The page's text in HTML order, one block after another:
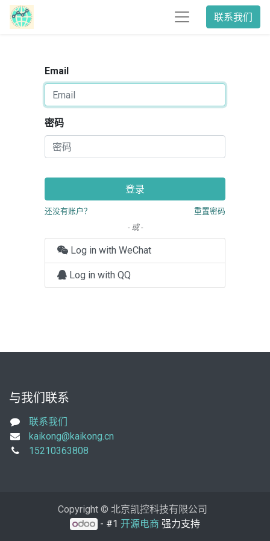
联系我们
Email
密码
登录
还没有账户？
重置密码
- 或 -
Log in with WeChat
Log in with QQ
与我们联系
联系我们
kaikong@kaikong.cn
15210363808
Copyright © 北京凯控科技有限公司
- #1开源电商 强力支持